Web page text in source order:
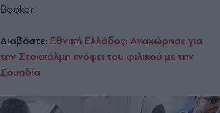
Booker.
Διαβάστε: Εθνική Ελλάδος: Αναχώρησε για
την Στοκχόλμη ενόψει του φιλικού με την
Σουηδία